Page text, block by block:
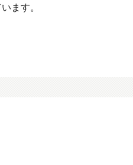
ます。